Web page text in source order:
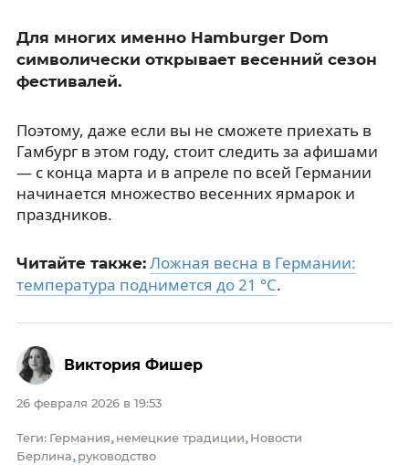
Для многих именно Hamburger Dom
символически открывает весенний сезон
фестивалей.
Поэтому, даже если вы не сможете приехать в
Гамбург в этом году, стоит следить за афишами
— с конца марта и в апреле по всей Германии
начинается множество весенних ярмарок и
праздников.
Читайте также: Ложная весна в Германии:
температура поднимется до 21 °C.
26 февраля 2026 в 19:53
Теги: Германия, немецкие традиции, Новости
Берлина, руководство
Виктория Фишер